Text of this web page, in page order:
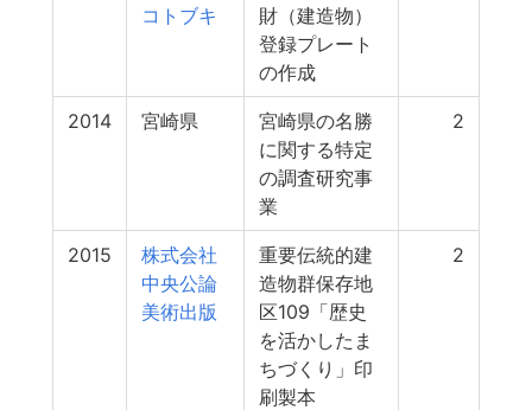
コトブキ
財（建造物）
登録プレート
の作成
2014 宮崎県
宮崎県の名勝
に関する特定
の調査研究事
業
2
2015
株式会社
中央公論
美術出版
重要伝統的建
造物群保存地
区109「歴史
を活かしたま
ちづくり」印
刷製本
2